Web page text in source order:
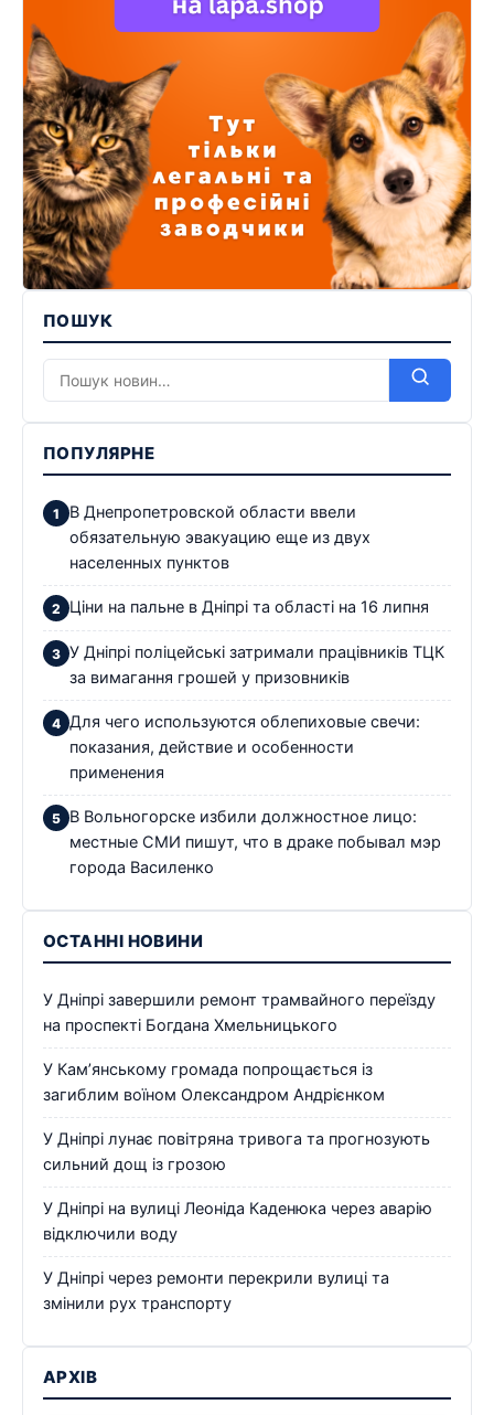
ПОШУК
ПОПУЛЯРНЕ
В Днепропетровской области ввели
обязательную эвакуацию еще из двух
населенных пунктов
Ціни на пальне в Дніпрі та області на 16 липня
У Дніпрі поліцейські затримали працівників ТЦК
за вимагання грошей у призовників
Для чего используются облепиховые свечи:
показания, действие и особенности
применения
В Вольногорске избили должностное лицо:
местные СМИ пишут, что в драке побывал мэр
города Василенко
ОСТАННІ НОВИНИ
У Дніпрі завершили ремонт трамвайного переїзду
на проспекті Богдана Хмельницького
У Кам’янському громада попрощається із
загиблим воїном Олександром Андрієнком
У Дніпрі лунає повітряна тривога та прогнозують
сильний дощ із грозою
У Дніпрі на вулиці Леоніда Каденюка через аварію
відключили воду
У Дніпрі через ремонти перекрили вулиці та
змінили рух транспорту
АРХІВ